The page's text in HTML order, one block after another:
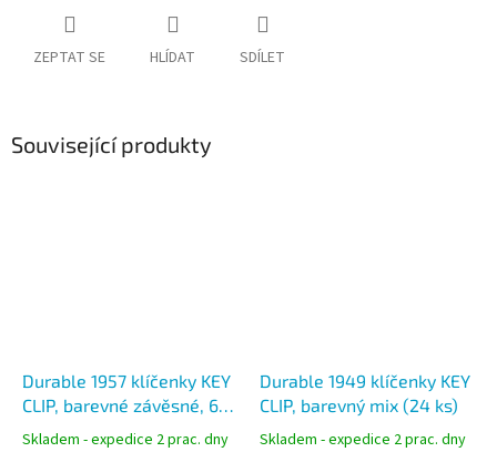
ZEPTAT SE HLÍDAT SDÍLET
Související produkty
Durable 1957 klíčenky KEY
CLIP, barevné závěsné, 6
ks
Skladem - expedice 2 prac. dny
Durable 1949 klíčenky KEY
CLIP, barevný mix (24 ks)
Skladem - expedice 2 prac. dny